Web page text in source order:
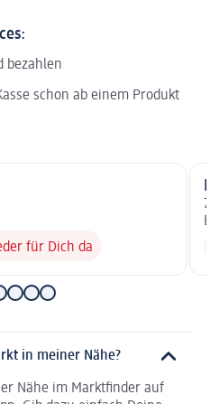
bezahlen
schon ab einem Produkt
für Dich da
in meiner Nähe?
Nähe im Marktfinder auf